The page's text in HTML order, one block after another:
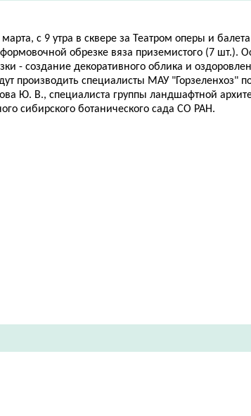
марта, с 9 утра в сквере за Театром оперы и
обрезке вяза приземистого (7 шт.).
- создание декоративного облика и
производить специалисты МАУ "Горзеленхоз"
Ю. В., специалиста группы ландшафтной
сибирского ботанического сада СО РАН.